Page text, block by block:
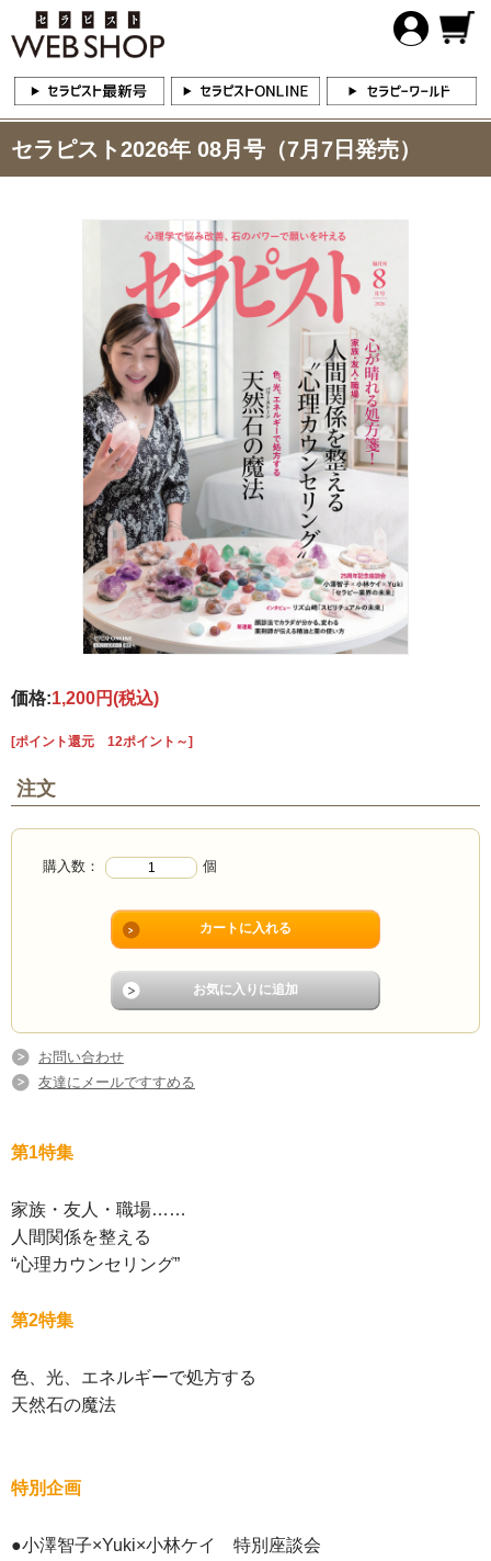
セラピスト2026年 08月号（7月7日発売）
価格:1,200円(税込)
[ポイント還元 12ポイント～]
注文
購入数： 個
お問い合わせ
友達にメールですすめる
第1特集
家族・友人・職場……
人間関係を整える
“心理カウンセリング”
第2特集
色、光、エネルギーで処方する
天然石の魔法
特別企画
●小澤智子×Yuki×小林ケイ 特別座談会